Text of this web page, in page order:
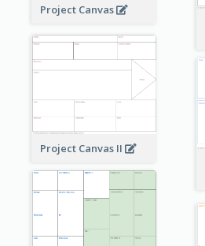
Project Canvas
Project Canvas II